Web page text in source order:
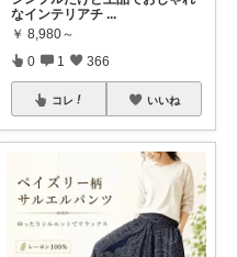
なインテリアチ ...
￥ 8,980～
0 1 366
コレ いいね